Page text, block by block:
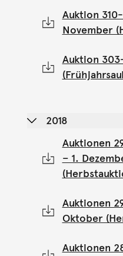
Auktion
November
Auktion
2018
Auktionen
– 1.
Auktionen
Oktober
Auktionen